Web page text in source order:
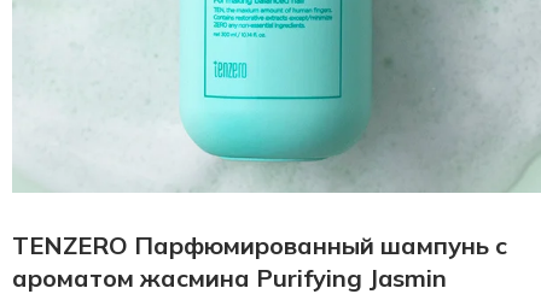
TENZERO Парфюмированный шампунь с
ароматом жасмина Purifying Jasmin